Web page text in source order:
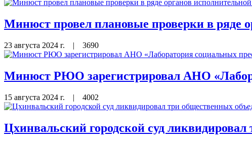
Минюст провел плановые проверки в ряде
23 августа 2024 г. | 3690
Минюст РЮО зарегистрировал АНО
15 августа 2024 г. | 4002
Цхинвальский городской суд